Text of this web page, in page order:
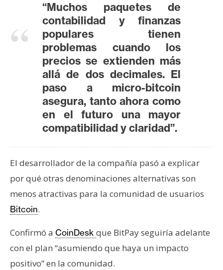
N
P
n
s
a
e
m
a
“Muchos paquetes de
contabilidad y finanzas
populares tienen
problemas cuando los
precios se extienden más
allá de dos decimales. El
paso a micro-bitcoin
asegura, tanto ahora como
en el futuro una mayor
compatibilidad y claridad”.
El desarrollador de la compañía pasó a explicar
por qué otras denominaciones alternativas son
menos atractivas para la comunidad de usuarios
Bitcoin.
Confirmó a CoinDesk que BitPay seguiría adelante
con el plan “asumiendo que haya un impacto
positivo” en la comunidad.